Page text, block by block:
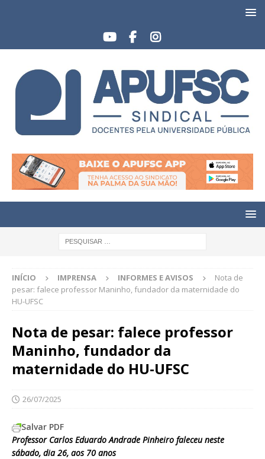
INÍCIO IMPRENSA INFORMES E AVISOS
Nota de
pesar: falece professor Maninho, fundador da maternidade do
HU-UFSC
Nota de pesar: falece professor
Maninho, fundador da
maternidade do HU-UFSC
26/07/2025
Salvar PDF
Professor Carlos Eduardo Andrade Pinheiro faleceu neste
sábado, dia 26, aos 70 anos